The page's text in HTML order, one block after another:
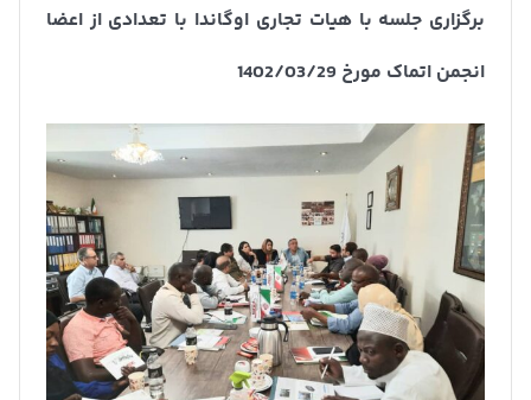
برگزاری جلسه با هیات تجاری اوگاندا با تعدادی از اعضا
انجمن اتماک مورخ 1402/03/29